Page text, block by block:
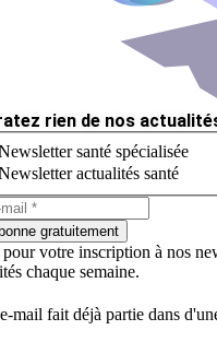
rien de nos
santé spécialisée
actualités santé
gratuitement
votre inscription à nos
chaque semaine.
mail fait déjà partie dans